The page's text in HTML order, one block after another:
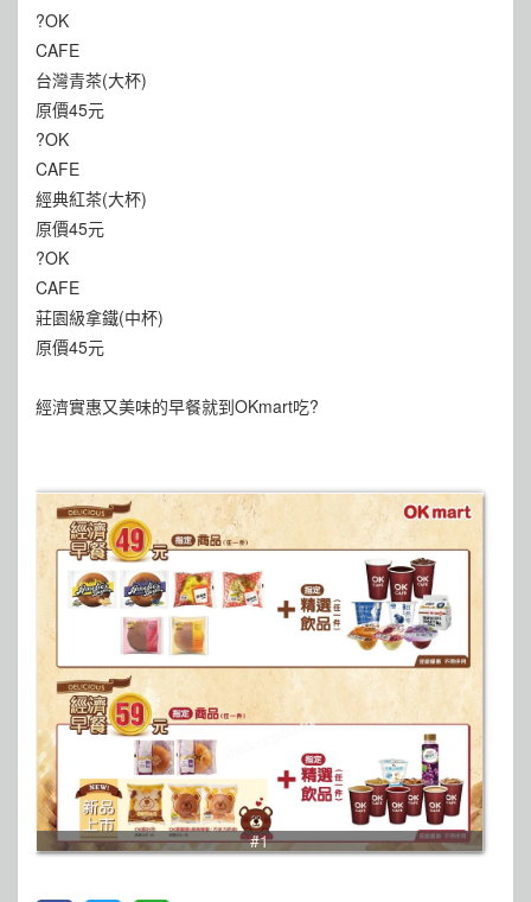
?OK
CAFE
台灣青茶(大杯)
原價45元
?OK
CAFE
經典紅茶(大杯)
原價45元
?OK
CAFE
莊園級拿鐵(中杯)
原價45元
經濟實惠又美味的早餐就到OKmart吃?
#1